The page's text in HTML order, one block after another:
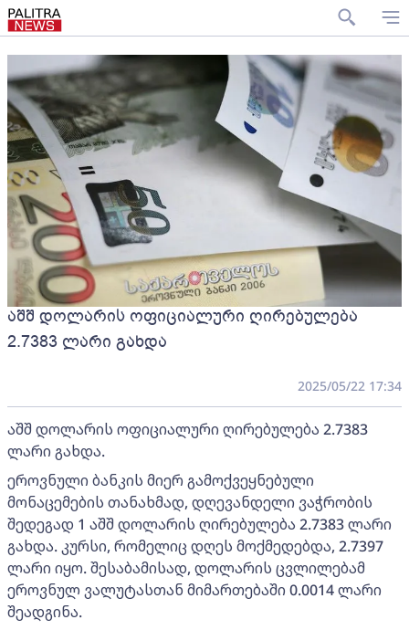
აშშ დოლარის ოფიციალური ღირებულება
2.7383 ლარი გახდა
2025/05/22 17:34
აშშ დოლარის ოფიციალური ღირებულება 2.7383
ლარი გახდა.
ეროვნული ბანკის მიერ გამოქვეყნებული
მონაცემების თანახმად, დღევანდელი ვაჭრობის
შედეგად 1 აშშ დოლარის ღირებულება 2.7383 ლარი
გახდა. კურსი, რომელიც დღეს მოქმედებდა, 2.7397
ლარი იყო. შესაბამისად, დოლარის ცვლილებამ
ეროვნულ ვალუტასთან მიმართებაში 0.0014 ლარი
შეადგინა.